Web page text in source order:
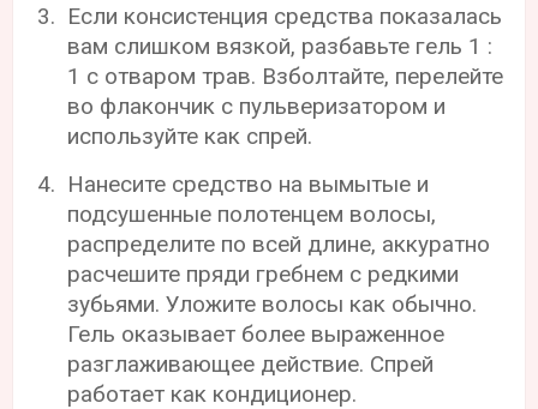
Если консистенция средства показалась
вам слишком вязкой, разбавьте гель 1 :
1 с отваром трав. Взболтайте, перелейте
во флакончик с пульверизатором и
используйте как спрей.
Нанесите средство на вымытые и
подсушенные полотенцем волосы,
распределите по всей длине, аккуратно
расчешите пряди гребнем с редкими
зубьями. Уложите волосы как обычно.
Гель оказывает более выраженное
разглаживающее действие. Спрей
работает как кондиционер.